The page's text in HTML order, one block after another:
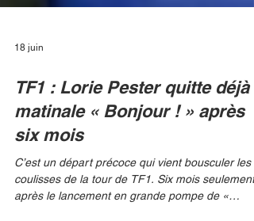
TF1 : Lorie Pester quitte déjà
matinale « Bonjour ! » après